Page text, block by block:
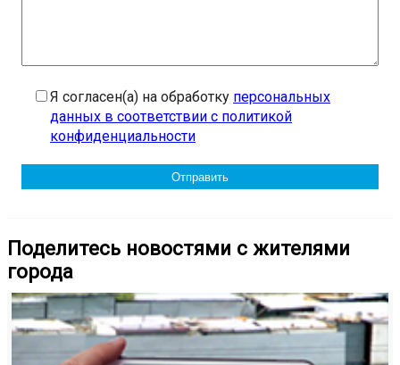
Я согласен(а) на обработку персональных
данных в соответствии с политикой
конфиденциальности
Поделитесь новостями с жителями
города